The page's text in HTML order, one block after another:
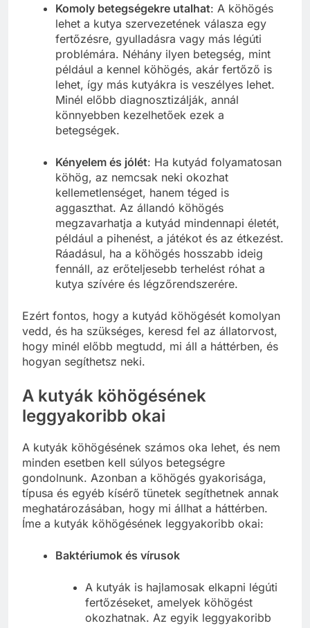
Komoly betegségekre utalhat: A köhögés
lehet a kutya szervezetének válasza egy
fertőzésre, gyulladásra vagy más légúti
problémára. Néhány ilyen betegség, mint
például a kennel köhögés, akár fertőző is
lehet, így más kutyákra is veszélyes lehet.
Minél előbb diagnosztizálják, annál
könnyebben kezelhetőek ezek a
betegségek.
Kényelem és jólét: Ha kutyád folyamatosan
köhög, az nemcsak neki okozhat
kellemetlenséget, hanem téged is
aggaszthat. Az állandó köhögés
megzavarhatja a kutyád mindennapi életét,
például a pihenést, a játékot és az étkezést.
Ráadásul, ha a köhögés hosszabb ideig
fennáll, az erőteljesebb terhelést róhat a
kutya szívére és légzőrendszerére.
Ezért fontos, hogy a kutyád köhögését komolyan
vedd, és ha szükséges, keresd fel az állatorvost,
hogy minél előbb megtudd, mi áll a háttérben, és
hogyan segíthetsz neki.
A kutyák köhögésének
leggyakoribb okai
A kutyák köhögésének számos oka lehet, és nem
minden esetben kell súlyos betegségre
gondolnunk. Azonban a köhögés gyakorisága,
típusa és egyéb kísérő tünetek segíthetnek annak
meghatározásában, hogy mi állhat a háttérben.
Íme a kutyák köhögésének leggyakoribb okai:
Baktériumok és vírusok
A kutyák is hajlamosak elkapni légúti
fertőzéseket, amelyek köhögést
okozhatnak. Az egyik leggyakoribb